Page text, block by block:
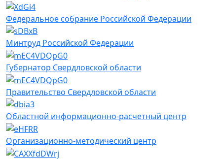
Федеральное собрание Российской Федерации
Минтруд Российской Федерации
Губернатор Свердловской области
Правительство Свердловской области
Областной информационно-расчетный центр
Организационно-методический центр